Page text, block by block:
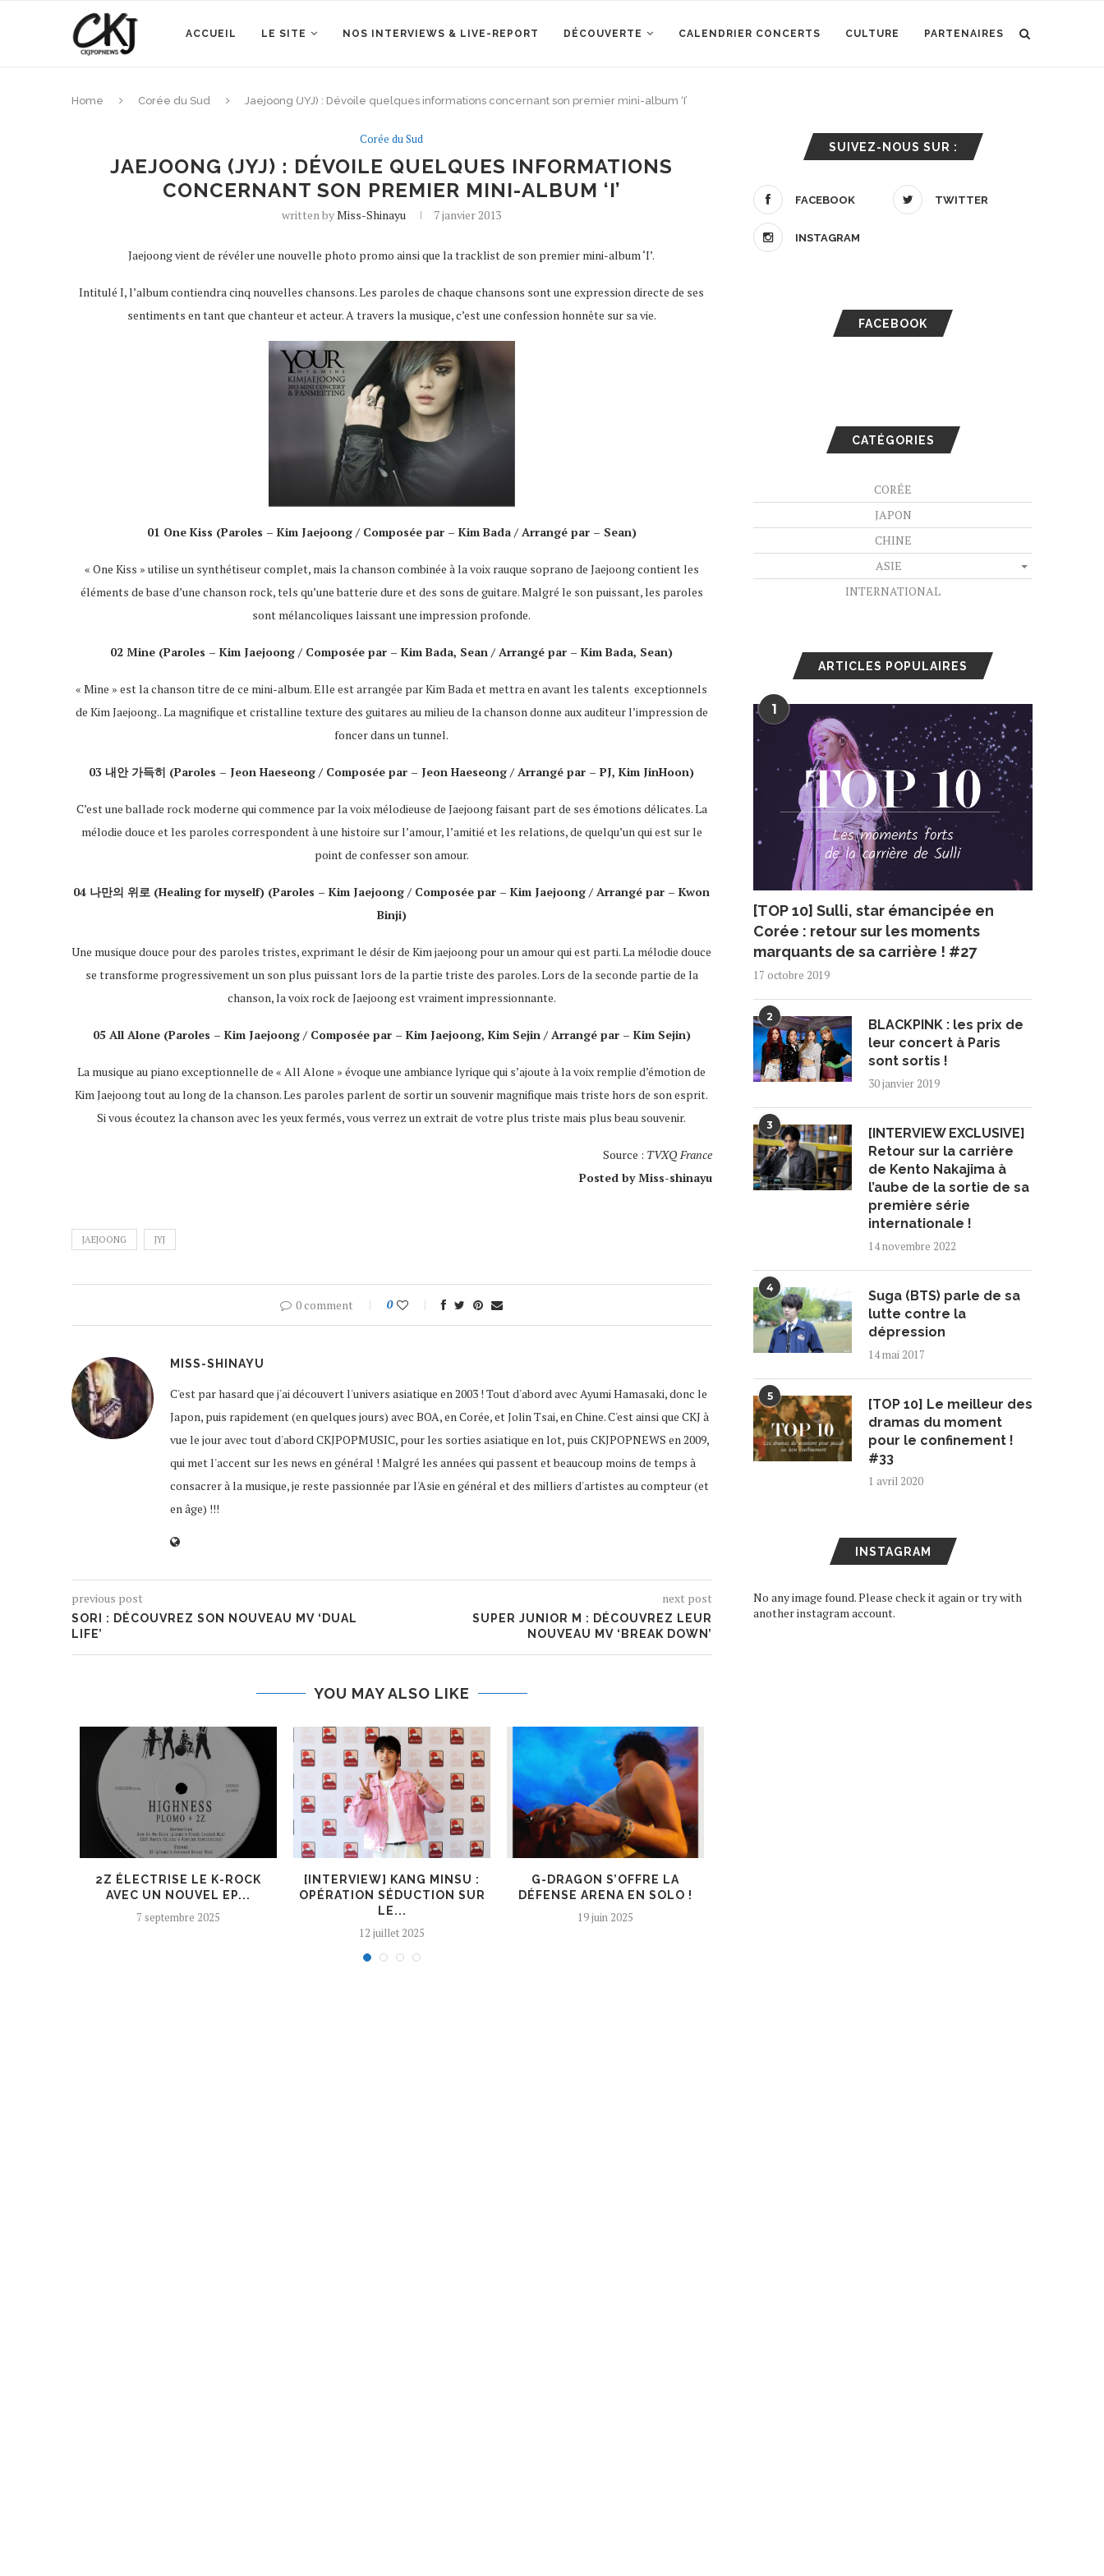
ACCUEIL LE SITE NOS INTERVIEWS & LIVE-REPORT DÉCOUVERTE CALENDRIER CONCERTS CULTURE PARTENAIRES
Home Corée du Sud Jaejoong (JYJ) : Dévoile quelques informations concernant son premier mini-album ‘I’
Corée du Sud
JAEJOONG (JYJ) : DÉVOILE QUELQUES INFORMATIONS
CONCERNANT SON PREMIER MINI-ALBUM ‘I’
written byMiss-Shinayu 7 janvier 2013
Jaejoong vient de révéler une nouvelle photo promo ainsi que la tracklist de son premier mini-album ‘I’.
Intitulé I, l’album contiendra cinq nouvelles chansons. Les paroles de chaque chansons sont une expression directe de ses
sentiments en tant que chanteur et acteur. A travers la musique, c’est une confession honnête sur sa vie.
01 One Kiss (Paroles – Kim Jaejoong / Composée par – Kim Bada / Arrangé par – Sean)
« One Kiss » utilise un synthétiseur complet, mais la chanson combinée à la voix rauque soprano de Jaejoong contient les
éléments de base d’une chanson rock, tels qu’une batterie dure et des sons de guitare. Malgré le son puissant, les paroles
sont mélancoliques laissant une impression profonde.
02 Mine (Paroles – Kim Jaejoong / Composée par – Kim Bada, Sean /Arrangé par – Kim Bada, Sean)
« Mine » est la chanson titre de ce mini-album. Elle est arrangée par Kim Bada et mettra en avant les talents exceptionnels
de Kim Jaejoong.. La magnifique et cristalline texture des guitares au milieu de la chanson donne aux auditeur l’impression de
foncer dans un tunnel.
03 내안 가득히 (Paroles – Jeon Haeseong / Composée par – Jeon Haeseong /Arrangé par – PJ, Kim JinHoon)
C’est une ballade rock moderne qui commence par la voix mélodieuse de Jaejoong faisant part de ses émotions délicates. La
mélodie douce et les paroles correspondent à une histoire sur l’amour, l’amitié et les relations, de quelqu’un qui est sur le
point de confesser son amour.
04 나만의 위로 (Healing for myself) (Paroles – Kim Jaejoong / Composée par – Kim Jaejoong /Arrangé par – Kwon
Binji)
Une musique douce pour des paroles tristes, exprimant le désir de Kim jaejoong pour un amour qui est parti. La mélodie douce
se transforme progressivement un son plus puissant lors de la partie triste des paroles. Lors de la seconde partie de la
chanson, la voix rock de Jaejoong est vraiment impressionnante.
05 All Alone (Paroles – Kim Jaejoong / Composée par– Kim Jaejoong, Kim Sejin / Arrangé par– Kim Sejin)
La musique au piano exceptionnelle de « All Alone » évoque une ambiance lyrique qui s’ajoute à la voix remplie d’émotion de
Kim Jaejoong tout au long de la chanson. Les paroles parlent de sortir un souvenir magnifique mais triste hors de son esprit.
Si vous écoutez la chanson avec les yeux fermés, vous verrez un extrait de votre plus triste mais plus beau souvenir.
Source : TVXQ France
Posted by Miss-shinayu
JAEJOONG JYJ
0 comment 0
MISS-SHINAYU
C'est par hasard que j'ai découvert l'univers asiatique en 2003 ! Tout d'abord avec Ayumi Hamasaki, donc le
Japon, puis rapidement (en quelques jours) avec BOA, en Corée, et Jolin Tsai, en Chine. C'est ainsi que CKJ à
vue le jour avec tout d'abord CKJPOPMUSIC, pour les sorties asiatique en lot, puis CKJPOPNEWS en 2009,
qui met l'accent sur les news en général ! Malgré les années qui passent et beaucoup moins de temps à
consacrer à la musique, je reste passionnée par l'Asie en général et des milliers d'artistes au compteur (et
en âge) !!!
previous post
SORI : DÉCOUVREZ SON NOUVEAU MV ‘DUAL
LIFE’
next post
SUPER JUNIOR M : DÉCOUVREZ LEUR
NOUVEAU MV ‘BREAK DOWN’
YOU MAY ALSO LIKE
2Z ÉLECTRISE LE K-ROCK
AVEC UN NOUVEL EP...
7 septembre 2025
[INTERVIEW] KANG MINSU :
OPÉRATION SÉDUCTION SUR
LE...
12 juillet 2025
G-DRAGON S’OFFRE LA
DÉFENSE ARENA EN SOLO !
19 juin 2025
SUIVEZ-NOUS SUR :
FACEBOOK TWITTER
INSTAGRAM
FACEBOOK
CATÉGORIES
CORÉE
JAPON
CHINE
ASIE
INTERNATIONAL
ARTICLES POPULAIRES
1
[TOP 10] Sulli, star émancipée en
Corée : retour sur les moments
marquants de sa carrière ! #27
17 octobre 2019
2
BLACKPINK : les prix de
leur concert à Paris
sont sortis !
30 janvier 2019
3
[INTERVIEW EXCLUSIVE]
Retour sur la carrière
de Kento Nakajima à
l’aube de la sortie de sa
première série
internationale !
14 novembre 2022
4
Suga (BTS) parle de sa
lutte contre la
dépression
14 mai 2017
5
[TOP 10] Le meilleur des
dramas du moment
pour le confinement !
#33
1 avril 2020
INSTAGRAM
No any image found. Please check it again or try with
another instagram account.